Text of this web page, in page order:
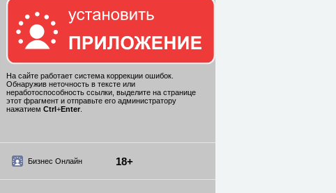
На сайте работает система коррекции ошибок.
Обнаружив неточность в тексте или
неработоспособность ссылки, выделите на странице
этот фрагмент и отправьте его администратору
нажатием Ctrl +Enter.
Бизнес Онлайн 18+